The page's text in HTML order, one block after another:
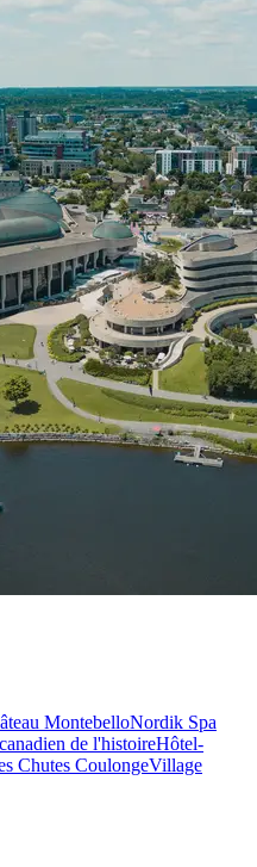
MontebelloNordik Spa
de l'histoireHôtel-
Chutes CoulongeVillage